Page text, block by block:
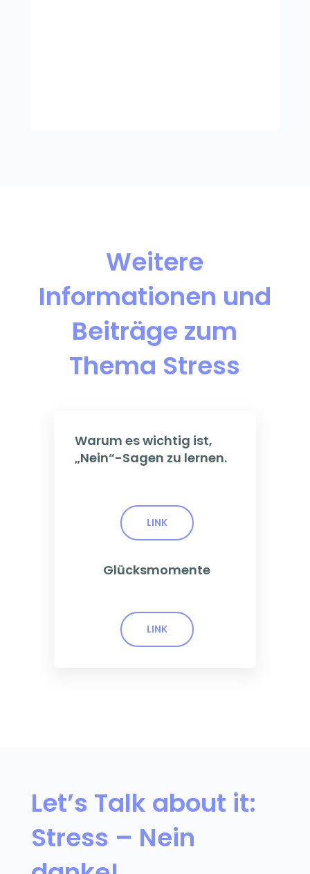
Weitere
Informationen und
Beiträge zum
Thema Stress
Warum es wichtig ist,
„Nein“-Sagen zu lernen.
LINK
Glücksmomente
LINK
Let’s Talk about it:
Stress – Nein